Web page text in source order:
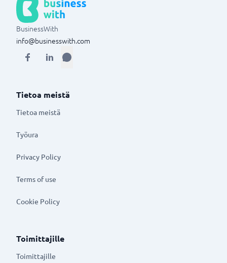
BusinessWith
info@businesswith.com
Tietoa meistä
Tietoa meistä
Työura
Privacy Policy
Terms of use
Cookie Policy
Toimittajille
Toimittajille